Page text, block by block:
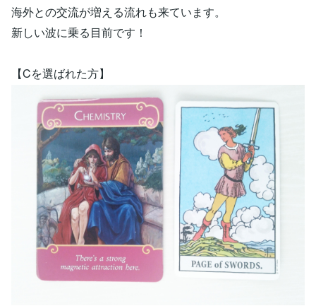
海外との交流が増える流れも来ています。
新しい波に乗る目前です！
【Cを選ばれた方】